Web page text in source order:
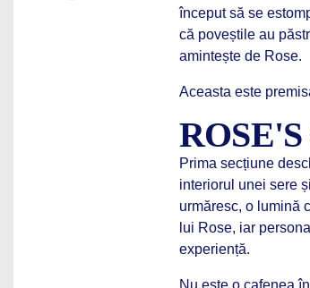
început să se
că poveștile au
amintește de Rose.
Aceasta este
Prima secțiune
interiorul unei sere
urmăresc, o lumină
lui Rose, iar
experiență.
Nu este o cafenea